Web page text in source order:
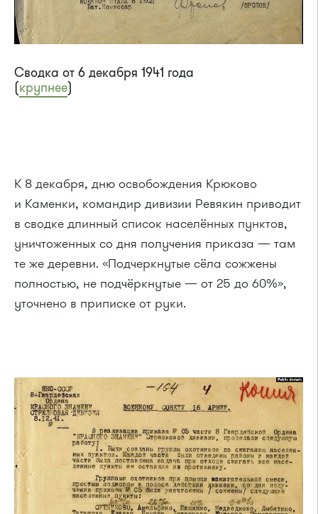
Сводка от 6 декабря 1941 года
(крупнее)
К 8 декабря, дню освобождения Крюково
и Каменки, командир дивизии Ревякин приводит
в сводке длинный список населённых пунктов,
уничтоженных со дня получения приказа — там
те же деревни. «Подчеркнутые сёла сожжены
полностью, не подчёркнутые — от 25 до 60%»,
уточнено в приписке от руки.